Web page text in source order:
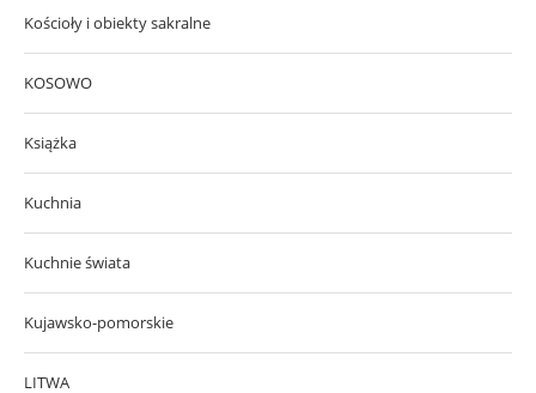
Kościoły i obiekty sakralne
KOSOWO
Książka
Kuchnia
Kuchnie świata
Kujawsko-pomorskie
LITWA